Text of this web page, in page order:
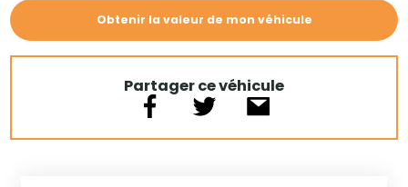
Obtenir la valeur de mon véhicule
Partager ce véhicule